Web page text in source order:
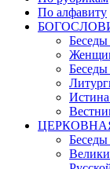
По алфавиту
Беседы